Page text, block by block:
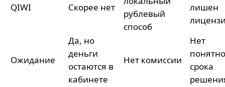
QIWI Скорее нет
рублевый
способ
лишен
Ожидание
Да, но
деньги
остаются в
кабинете
Нет комиссии
Нет
срока